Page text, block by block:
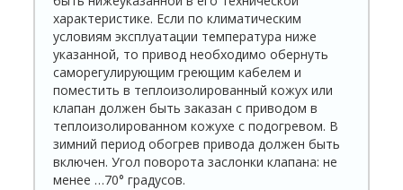
характеристике. Если по климати­ческим
условиям эксплуатации температура ниже
указанной, то привод необходимо обернуть
саморегулирующим греющим кабелем и
поместить в теплоизолированный кожух или
клапан должен быть заказан с приводом в
теплоизолированном кожухе с подогревом. В
зимний период обогрев привода должен быть
включен. Угол поворота заслонки клапана: не
менее …70° градусов.